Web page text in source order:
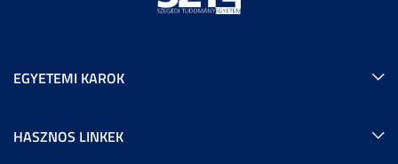
EGYETEMI KAROK
HASZNOS LINKEK